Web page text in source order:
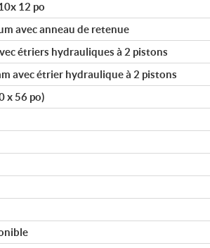
12 po
avec anneau de retenue
étriers hydrauliques à 2 pistons
avec étrier hydraulique à 2 pistons
x 56 po)